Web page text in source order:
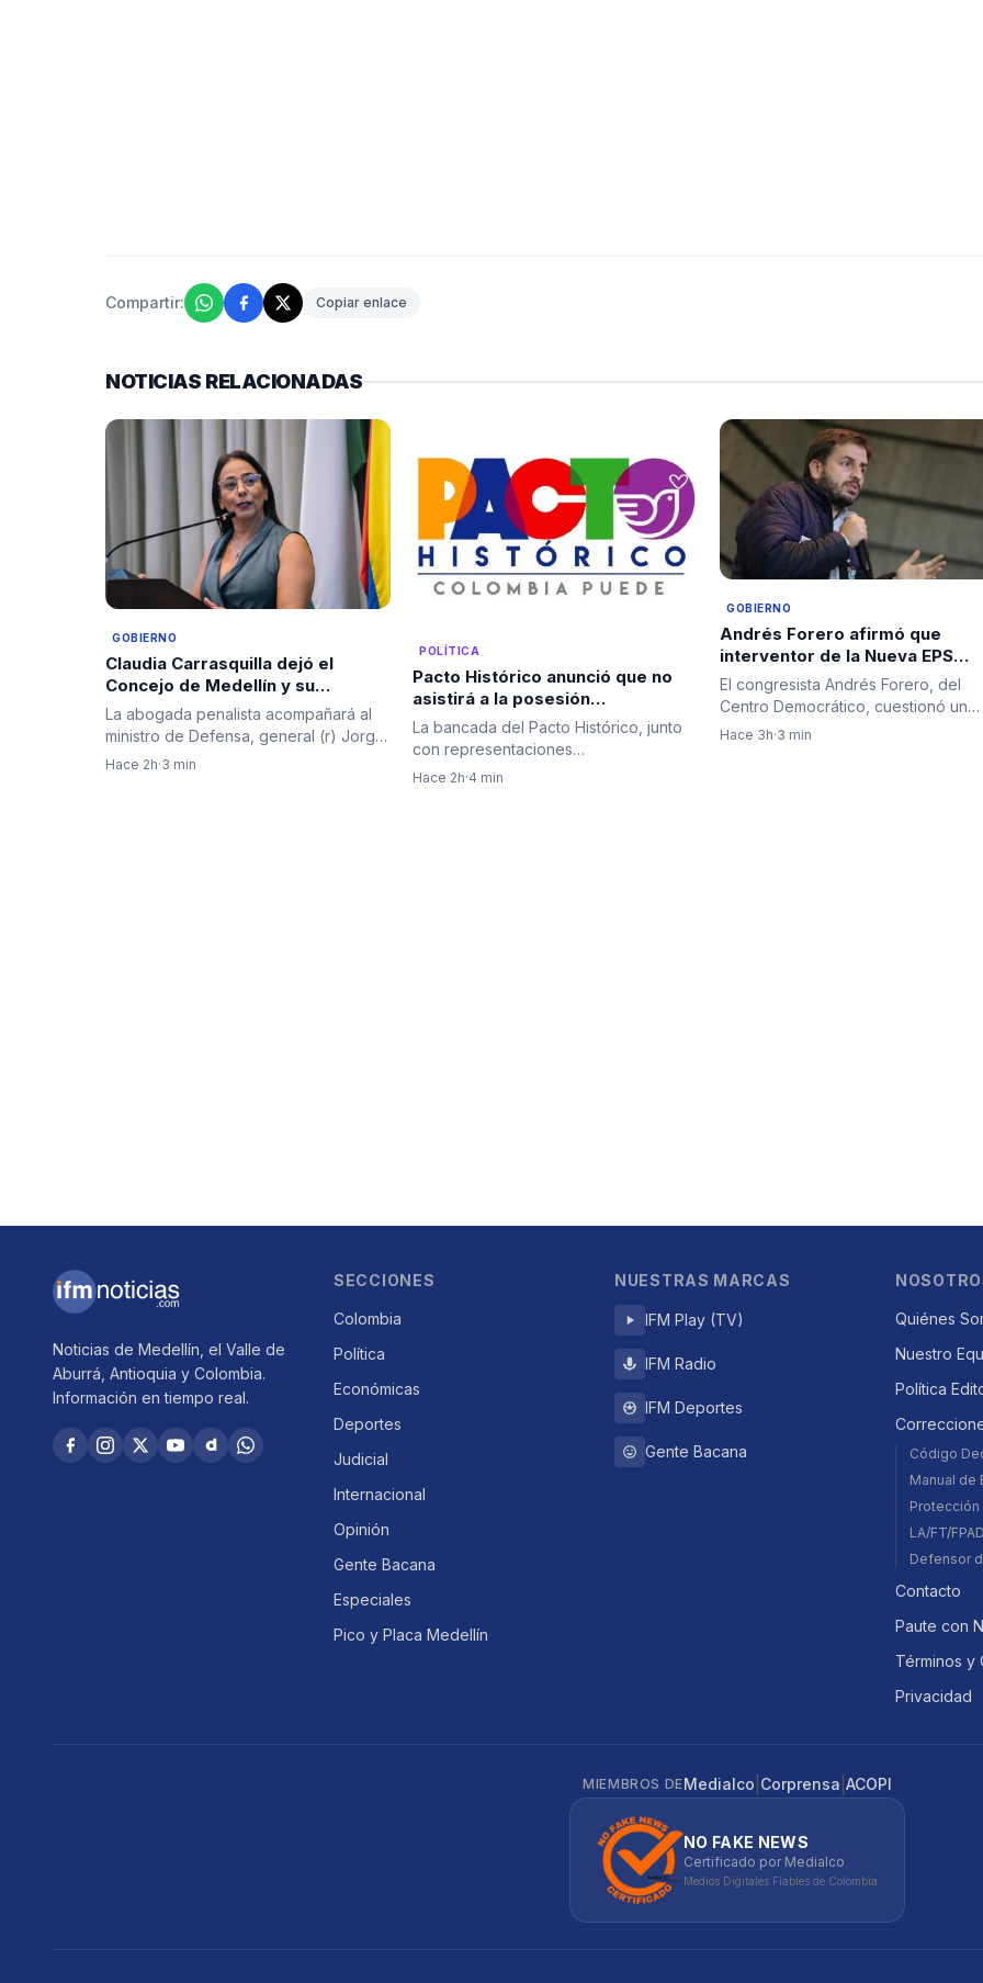
Compartir: Copiar enlace
NOTICIAS RELACIONADAS
GOBIERNO
Claudia Carrasquilla dejó el
Concejo de Medellín y su
designación en Defensa recibió
respaldos
La abogada penalista acompañará al
ministro de Defensa, general (r) Jorge
Eduardo Mora López, en la…
Hace 2h·3 min
POLÍTICA
Pacto Histórico anunció que no
asistirá a la posesión
presidencial del 7 de agosto
La bancada del Pacto Histórico, junto
con representaciones
afrodescendientes e indígenas
Hace 2h·4 min
GOBIERNO
Andrés Forero afirmó que
interventor de la Nueva EPS
Jorge Iván Ospina suscribió
contrato por $315 millones días
antes de dejar el cargo
El congresista Andrés Forero, del
Centro Democrático, cuestionó un
contrato suscrito por el…
Hace 3h·3 min
Noticias de Medellín, el Valle de
Aburrá, Antioquia y Colombia.
Información en tiempo real.
SECCIONES
Colombia
Política
Económicas
Deportes
Judicial
Internacional
Opinión
Gente Bacana
Especiales
Pico y Placa Medellín
NUESTRAS MARCAS
IFM Play (TV)
IFM Radio
IFM Deportes
Gente Bacana
Quiénes
Nuestro
Política
Código
Manual de
Protección
LA/FT/
Defensor
Contacto
Paute con
Términos y
Privacidad
MIEMBROS DE Medialco Corprensa ACOPI
NO FAKE NEWS
Certificado por Medialco
Medios Digitales Fiables de Colombia